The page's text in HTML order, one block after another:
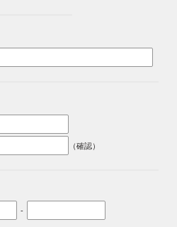
（確認）
-